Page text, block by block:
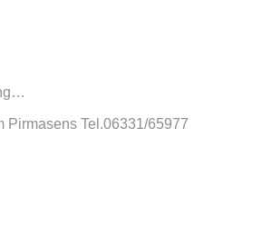
Pirmasens Tel.06331/65977